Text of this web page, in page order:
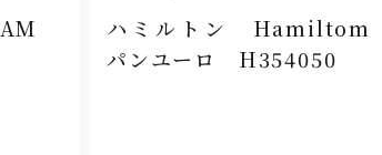
タグホイヤー TAGHeuer